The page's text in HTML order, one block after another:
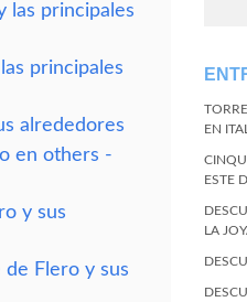
las principales
principales
alrededores
en others -
y sus
de Flero y sus
EN
ESTE
LA